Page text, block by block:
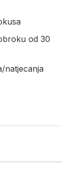
od 30
natjecanja